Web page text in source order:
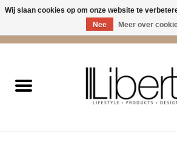
Kleding
Wij slaan cookies op om onze website te
Nee
Meer over